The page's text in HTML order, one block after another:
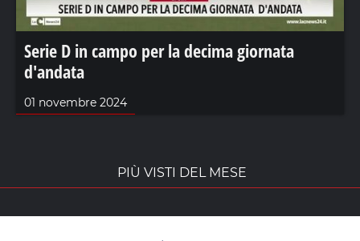
Serie D in campo per la decima giornata
d'andata
01 novembre 2024
PIÙ VISTI DEL MESE